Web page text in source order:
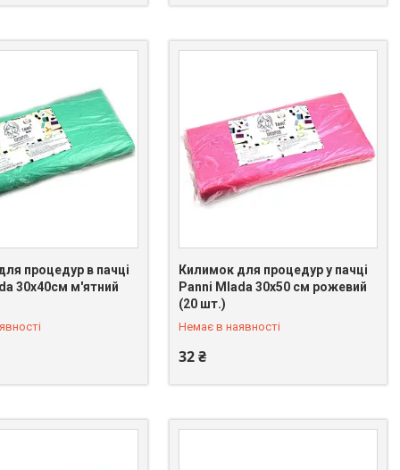
процедур в пачці
30х40см м'ятний
Килимок для процедур у пачці
Panni Mlada 30х50 см рожевий
(20 шт.)
Немає в наявності
32 ₴
+380 (66) 075-31-21